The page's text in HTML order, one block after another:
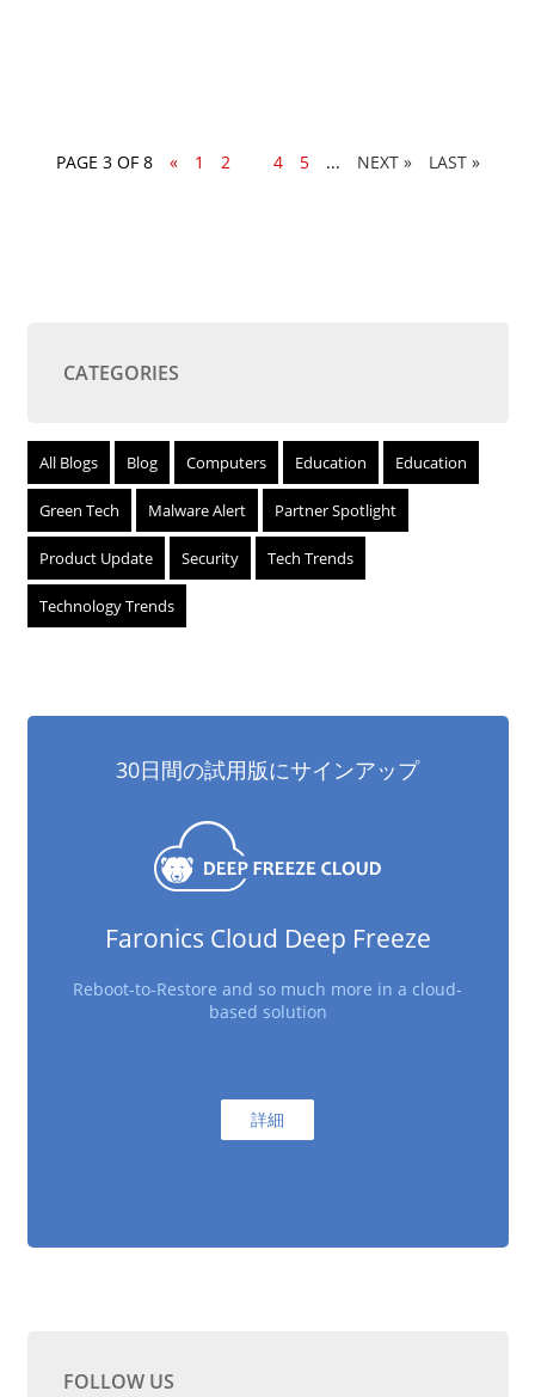
PAGE 3 OF 8 « 1 2 4 5 ... » LAST »
CATEGORIES
All Blogs Blog Computers Education Education
Green Tech Malware Alert Partner Spotlight
Product Update Security Tech Trends
Technology Trends
30日間の試用版にサインアップ
Faronics Cloud Deep Freeze
Reboot-to-Restore and so much more in a cloud-
based solution
詳細
FOLLOW US